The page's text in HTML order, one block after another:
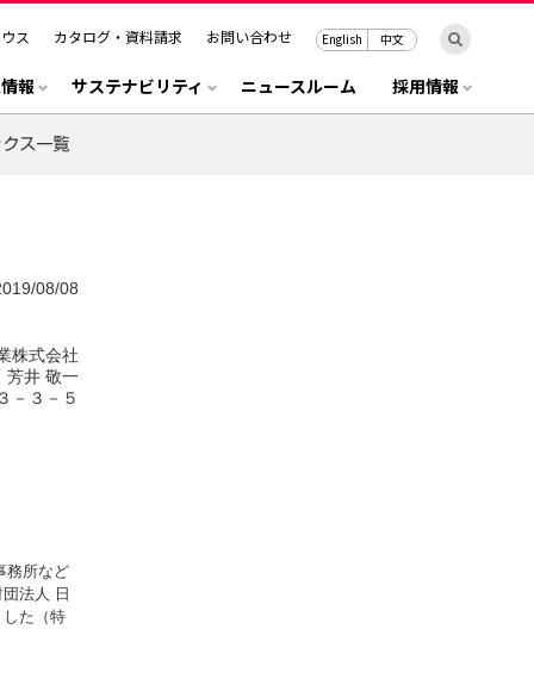
ス カタログ・資料請求 お問い合わせ English 中文
報 サステナビリティ ニュースルーム 採用情報
08/08
株式会社
井 敬一
－３－５
務所など
法人 日
た（特